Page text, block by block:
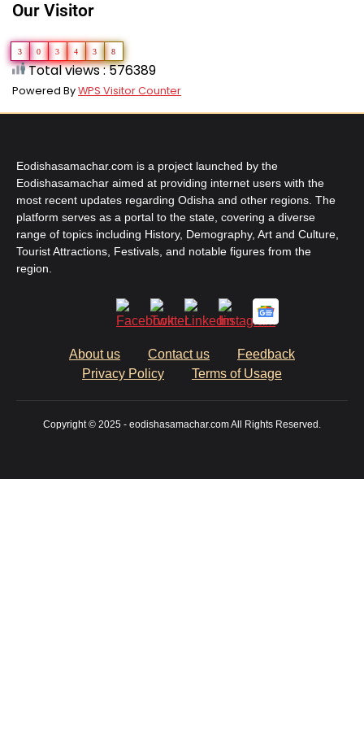
Our Visitor
3 0 3 4 3 8
Total views : 576389
Powered ByWPS Visitor Counter
Eodishasamachar.com is a project launched by the
Eodishasamachar aimed at providing internet users with the
most recent updates regarding Odisha and other regions. The
platform serves as a portal to the state, covering a diverse
range of topics including History, Demography, Art and Culture,
Tourist Attractions, Festivals, and notable figures from the
region.
About us Contact us
Feedback
Privacy Policy
Terms of Usage
Copyright © 2025 - eodishasamachar.com All Rights Reserved.